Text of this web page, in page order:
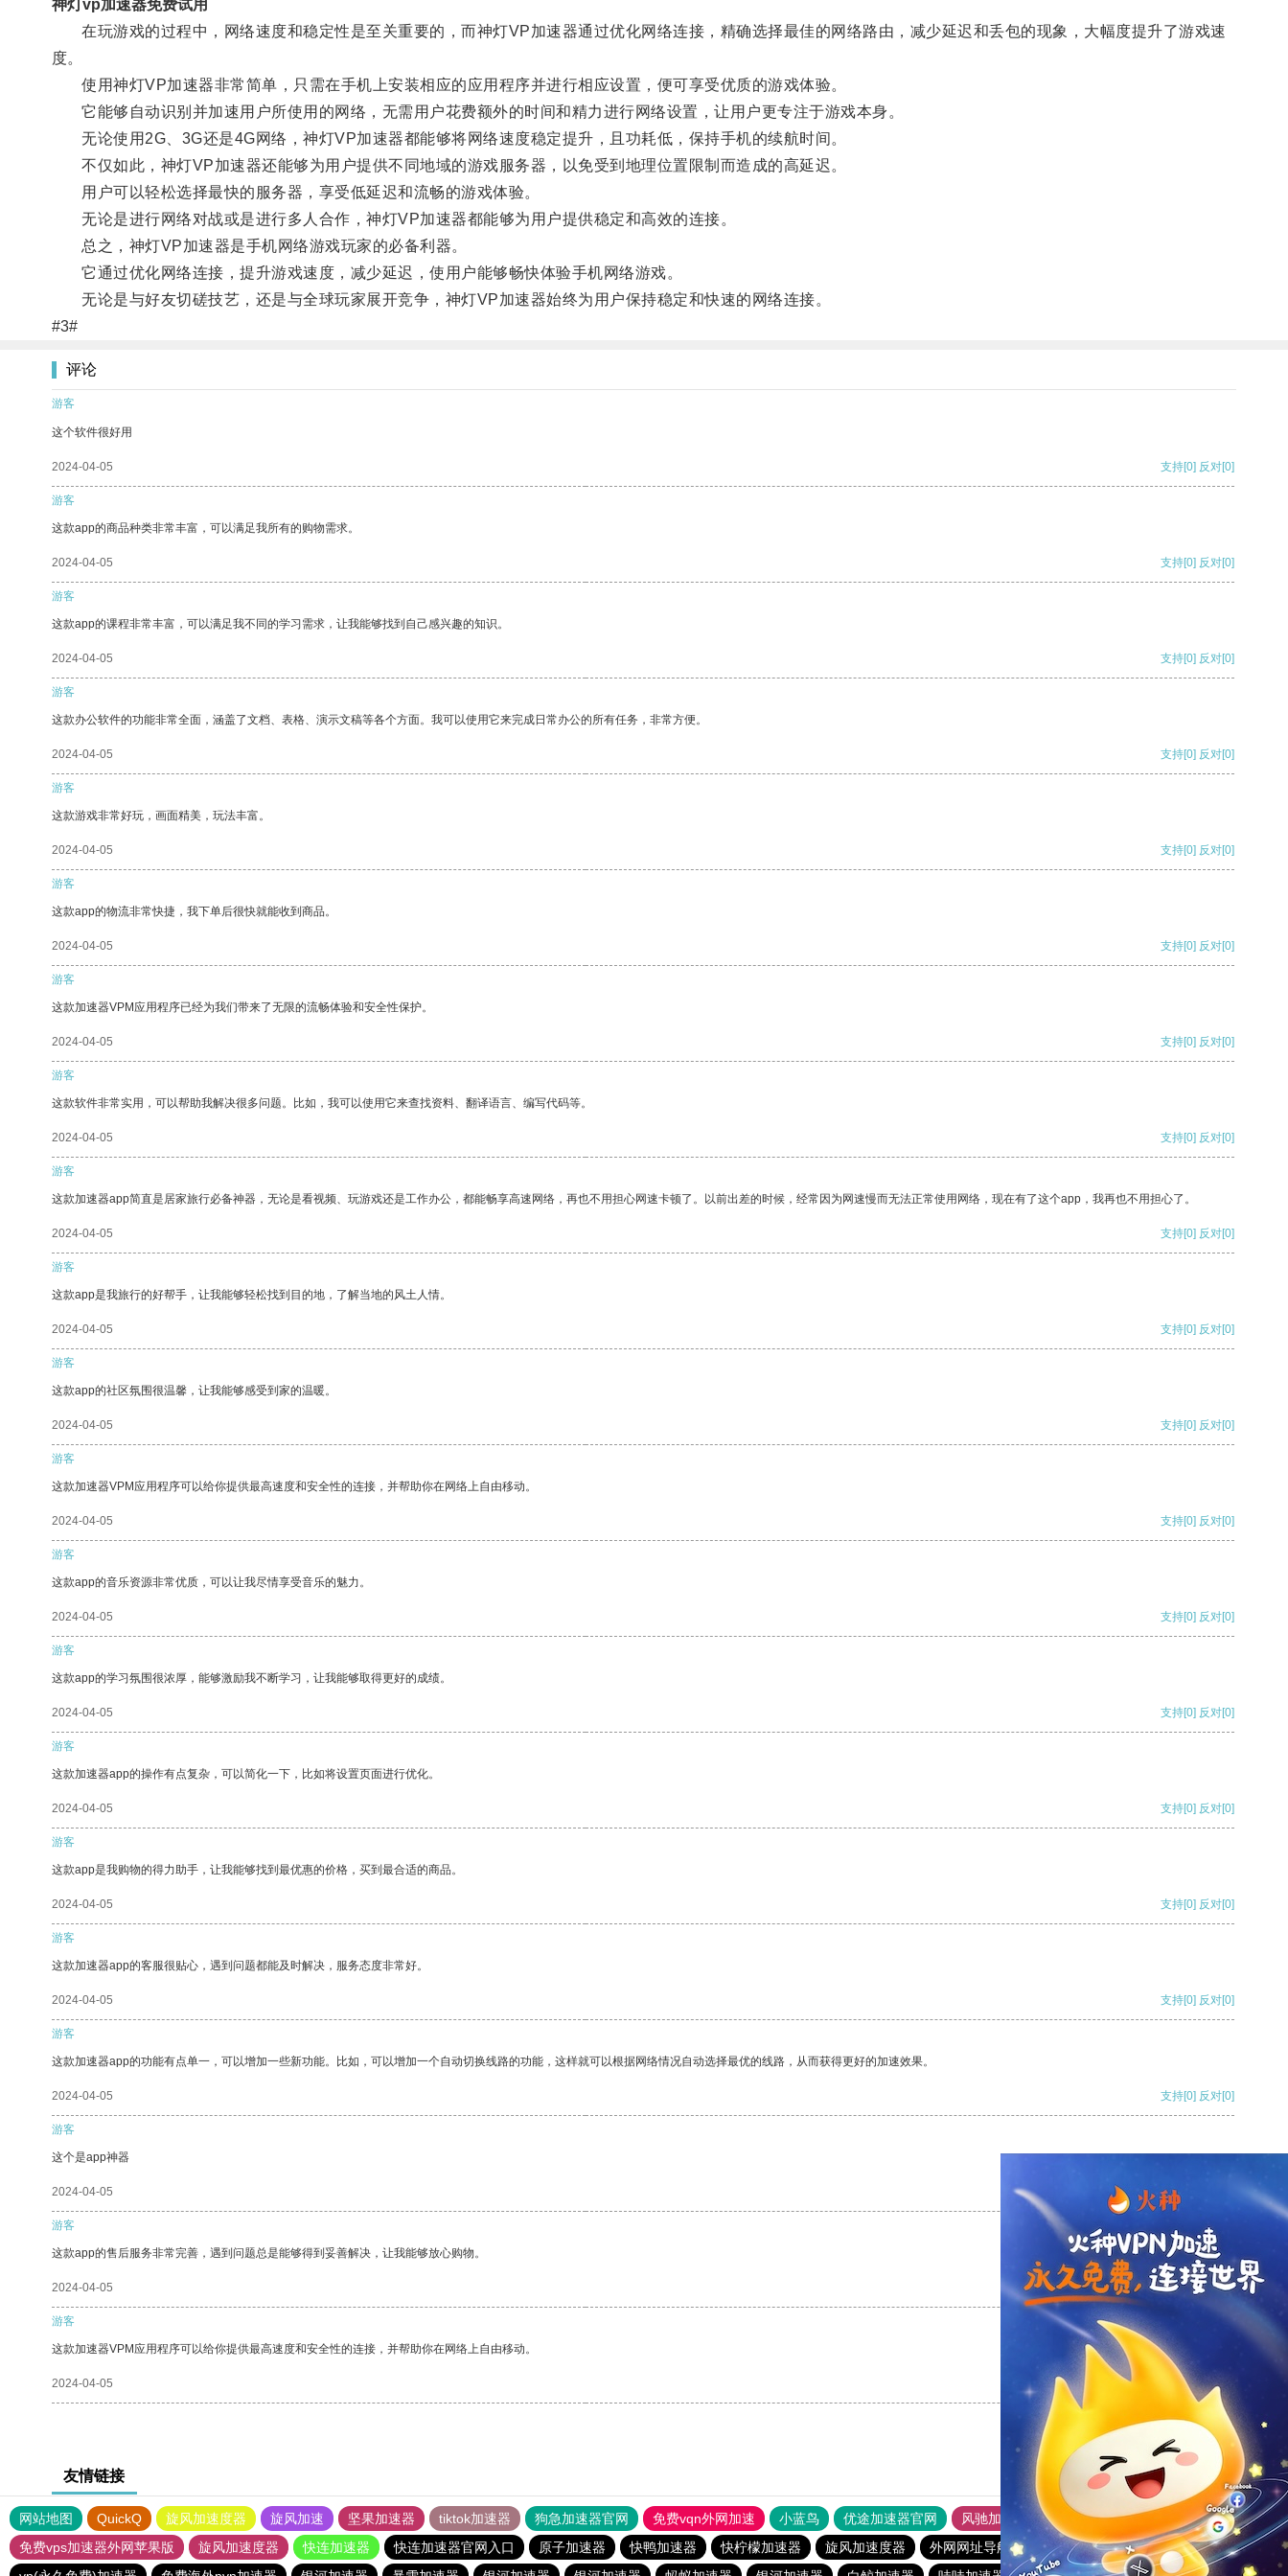
神灯vp加速器免费试用
在玩游戏的过程中，网络速度和稳定性是至关重要的，而神灯VP加速器通过优化网络连接，精确选择最佳的网络路由，减少延迟和丢包的现象，大幅度提升了游戏速
度。
使用神灯VP加速器非常简单，只需在手机上安装相应的应用程序并进行相应设置，便可享受优质的游戏体验。
它能够自动识别并加速用户所使用的网络，无需用户花费额外的时间和精力进行网络设置，让用户更专注于游戏本身。
无论使用2G、3G还是4G网络，神灯VP加速器都能够将网络速度稳定提升，且功耗低，保持手机的续航时间。
不仅如此，神灯VP加速器还能够为用户提供不同地域的游戏服务器，以免受到地理位置限制而造成的高延迟。
用户可以轻松选择最快的服务器，享受低延迟和流畅的游戏体验。
无论是进行网络对战或是进行多人合作，神灯VP加速器都能够为用户提供稳定和高效的连接。
总之，神灯VP加速器是手机网络游戏玩家的必备利器。
它通过优化网络连接，提升游戏速度，减少延迟，使用户能够畅快体验手机网络游戏。
无论是与好友切磋技艺，还是与全球玩家展开竞争，神灯VP加速器始终为用户保持稳定和快速的网络连接。
#3#
评论
游客
这个软件很好用
2024-04-05 支持[0] 反对[0]
游客
这款app的商品种类非常丰富，可以满足我所有的购物需求。
2024-04-05 支持[0] 反对[0]
游客
这款app的课程非常丰富，可以满足我不同的学习需求，让我能够找到自己感兴趣的知识。
2024-04-05 支持[0] 反对[0]
游客
这款办公软件的功能非常全面，涵盖了文档、表格、演示文稿等各个方面。我可以使用它来完成日常办公的所有任务，非常方便。
2024-04-05 支持[0] 反对[0]
游客
这款游戏非常好玩，画面精美，玩法丰富。
2024-04-05 支持[0] 反对[0]
游客
这款app的物流非常快捷，我下单后很快就能收到商品。
2024-04-05 支持[0] 反对[0]
游客
这款加速器VPM应用程序已经为我们带来了无限的流畅体验和安全性保护。
2024-04-05 支持[0] 反对[0]
游客
这款软件非常实用，可以帮助我解决很多问题。比如，我可以使用它来查找资料、翻译语言、编写代码等。
2024-04-05 支持[0] 反对[0]
游客
这款加速器app简直是居家旅行必备神器，无论是看视频、玩游戏还是工作办公，都能畅享高速网络，再也不用担心网速卡顿了。以前出差的时候，经常因为网速慢而无法正常使用网络，现在有了这个app，我再也不用担心了。
2024-04-05 支持[0] 反对[0]
游客
这款app是我旅行的好帮手，让我能够轻松找到目的地，了解当地的风土人情。
2024-04-05 支持[0] 反对[0]
游客
这款app的社区氛围很温馨，让我能够感受到家的温暖。
2024-04-05 支持[0] 反对[0]
游客
这款加速器VPM应用程序可以给你提供最高速度和安全性的连接，并帮助你在网络上自由移动。
2024-04-05 支持[0] 反对[0]
游客
这款app的音乐资源非常优质，可以让我尽情享受音乐的魅力。
2024-04-05 支持[0] 反对[0]
游客
这款app的学习氛围很浓厚，能够激励我不断学习，让我能够取得更好的成绩。
2024-04-05 支持[0] 反对[0]
游客
这款加速器app的操作有点复杂，可以简化一下，比如将设置页面进行优化。
2024-04-05 支持[0] 反对[0]
游客
这款app是我购物的得力助手，让我能够找到最优惠的价格，买到最合适的商品。
2024-04-05 支持[0] 反对[0]
游客
这款加速器app的客服很贴心，遇到问题都能及时解决，服务态度非常好。
2024-04-05 支持[0] 反对[0]
游客
这款加速器app的功能有点单一，可以增加一些新功能。比如，可以增加一个自动切换线路的功能，这样就可以根据网络情况自动选择最优的线路，从而获得更好的加速效果。
2024-04-05 支持[0] 反对[0]
游客
这个是app神器
2024-04-05 支持
游客
这款app的售后服务非常完善，遇到问题总是能够得到妥善解决，让我能够放心购物。
2024-04-05 支持[0] 反对[0]
游客
这款加速器VPM应用程序可以给你提供最高速度和安全性的连接，并帮助你在网络上自由移动。
2024-04-05 支持[0] 反对[0]
友情链接
网站地图 QuickQ 旋风加速度器 旋风加速 坚果加速器 tiktok加速器 狗急加速器官网 免费vqn外网加速 小蓝鸟 优途加速器官网 风驰加速器
旋风加速器
免费vps加速器外网苹果版
旋风加速度器 快连加速器 快连加速器官网入口 原子加速器 快鸭加速器 快柠檬加速器 旋风加速度器 外网网址导航 软件中心
橘子加速器